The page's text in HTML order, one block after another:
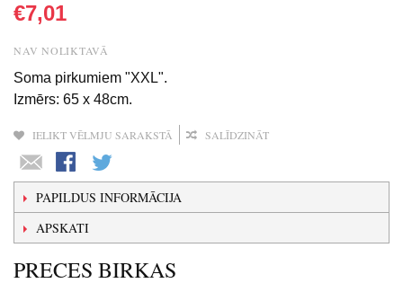
€7,01
NAV NOLIKTAVĀ
Soma pirkumiem "XXL".
Izmērs: 65 x 48cm.
IELIKT VĒLMJU SARAKSTĀ SALĪDZINĀT
PAPILDUS INFORMĀCIJA
APSKATI
PRECES BIRKAS